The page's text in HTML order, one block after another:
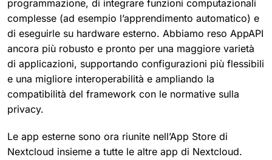
programmazione, di integrare funzioni computazionali
complesse (ad esempio l’apprendimento automatico) e
di eseguirle su hardware esterno. Abbiamo reso AppAPI
ancora più robusto e pronto per una maggiore varietà
di applicazioni, supportando configurazioni più flessibili
e una migliore interoperabilità e ampliando la
compatibilità del framework con le normative sulla
privacy.
Le app esterne sono ora riunite nell’App Store di
Nextcloud insieme a tutte le altre app di Nextcloud.